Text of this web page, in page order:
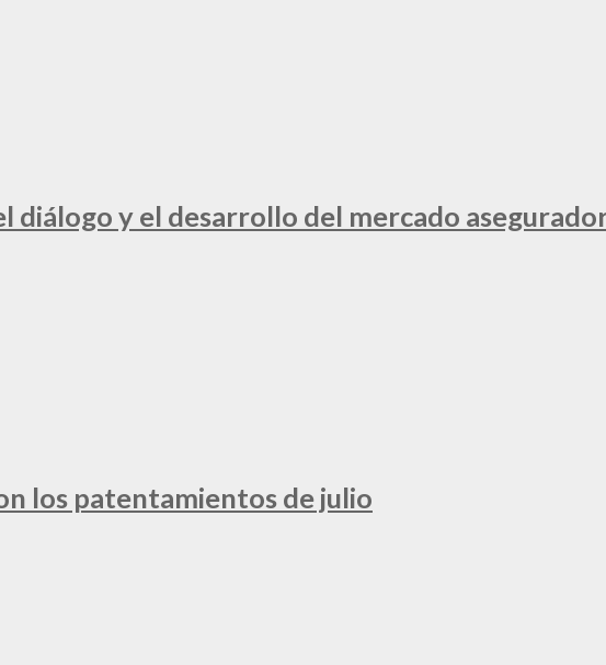
diálogo y el desarrollo del mercado
los patentamientos de julio